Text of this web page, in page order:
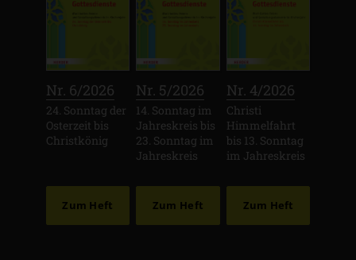
Nr. 6/2026
24. Sonntag der
Osterzeit bis
Christkönig
Zum Heft
Nr. 5/2026
14. Sonntag im
Jahreskreis bis
23. Sonntag im
Jahreskreis
Zum Heft
Nr. 4/2026
Christi
Himmelfahrt
bis 13. Sonntag
im Jahreskreis
Zum Heft